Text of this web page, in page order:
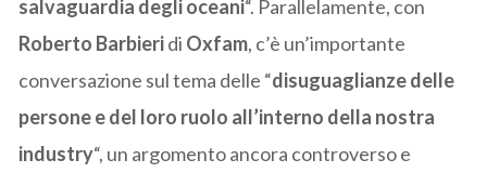
salvaguardia degli oceani“. Parallelamente, con
Roberto Barbieridi Oxfam, c’è un’importante
conversazione sul tema delle “disuguaglianze delle
persone e del loro ruolo all’interno della nostra
industry“, un argomento ancora controverso e